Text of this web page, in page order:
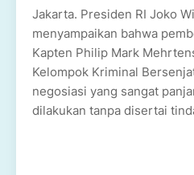
Jakarta. Presiden RI Joko
menyampaikan bahwa
Kapten Philip Mark
Kelompok Kriminal
negosiasi yang sangat
dilakukan tanpa disertai